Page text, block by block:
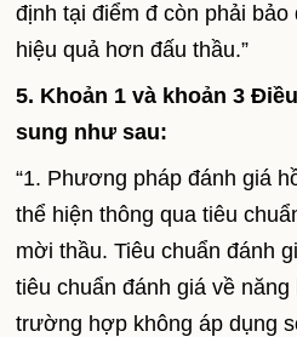
định tại điểm đ còn phải
hiệu quả hơn đấu thầu.”
5. Khoản 1 và khoản 3
sung như sau:
“1. Phương pháp đánh giá
thể hiện thông qua tiêu
mời thầu. Tiêu chuẩn đánh
tiêu chuẩn đánh giá về
trường hợp không áp dụng